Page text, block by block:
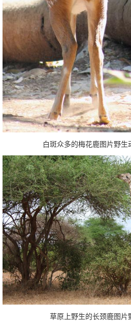
白斑众多的梅花鹿图片野
草原上野生的长颈鹿图片